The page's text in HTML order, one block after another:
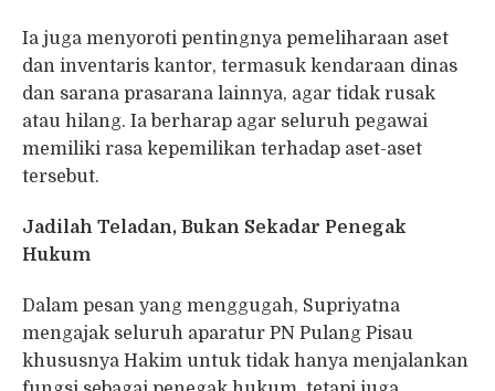
Ia juga menyoroti pentingnya pemeliharaan aset
dan inventaris kantor, termasuk kendaraan dinas
dan sarana prasarana lainnya, agar tidak rusak
atau hilang. Ia berharap agar seluruh pegawai
memiliki rasa kepemilikan terhadap aset-aset
tersebut.
Jadilah Teladan, Bukan Sekadar Penegak
Hukum
Dalam pesan yang menggugah, Supriyatna
mengajak seluruh aparatur PN Pulang Pisau
khususnya Hakim untuk tidak hanya menjalankan